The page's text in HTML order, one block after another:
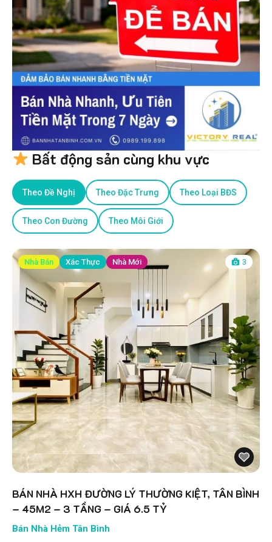
Bất động sản cùng khu vực
Theo Đề Nghị Theo Đặc Trưng Theo Loại BĐS
Theo Con Đường Theo Môi Giới
Nhà Bán Xác Thực Nhà Mới 3
BÁN NHÀ HXH ĐƯỜNG LÝ THƯỜNG KIỆT, TÂN BÌNH
– 45M2 – 3 TẦNG – GIÁ 6.5 TỶ
Bán Nhà Hẻm Tân Bình